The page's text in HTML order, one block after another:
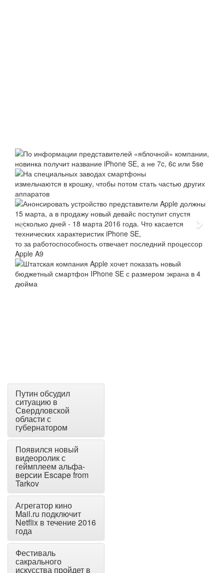
Путин обсудил
ситуацию в
Свердловской
области с
губернатором
Появился новый
видеоролик с
геймплеем альфа-
версии Escape from
Tarkov
Агрегатор кино
Mail.ru подключит
Netflix в течение 2016
года
Фестиваль
сакрального
искусства пройдет в